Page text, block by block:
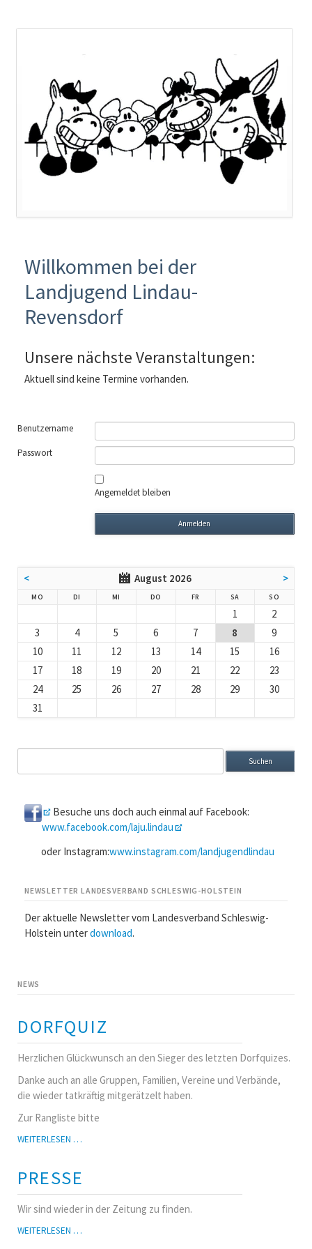
Willkommen bei der
Landjugend Lindau-
Revensdorf
Unsere nächste Veranstaltungen:
Aktuell sind keine Termine vorhanden.
Benutzername
Passwort
Angemeldet bleiben
< August 2026 >
MO DI MI DO NNERSTAG
FR SA SO
1
2
3
4 5 6 7 8
9
10
11 12 13 14 15
16
17
18 19 20 21 22
23
24
25 26 27 28 29
30
31
Besuche uns doch auch einmal auf Facebook:
www.facebook.com/laju.lindau
oder Instagram:www.instagram.com/landjugendlindau
NEWSLETTER LANDESVERBAND SCHLESWIG-HOLSTEIN
Der aktuelle Newsletter vom Landesverband Schleswig-
Holstein unterdownload.
NEWS
DORFQUIZ
Herzlichen Glückwunsch an den Sieger des letzten Dorfquizes.
Danke auch an alle Gruppen, Familien, Vereine und Verbände,
die wieder tatkräftig mitgerätzelt haben.
Zur Rangliste bitte
WEITERLESEN …DORFQUIZ
PRESSE
Wir sind wieder in der Zeitung zu finden.
WEITERLESEN …PRESSE